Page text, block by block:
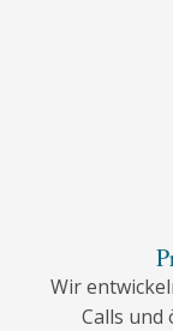
Wir
Calls und